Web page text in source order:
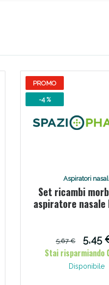
PROMO
-4 %
Aspiratori
Set ricambi
aspiratore nasale
5,67 €
5,45
Stai risparmiando
Disponibile